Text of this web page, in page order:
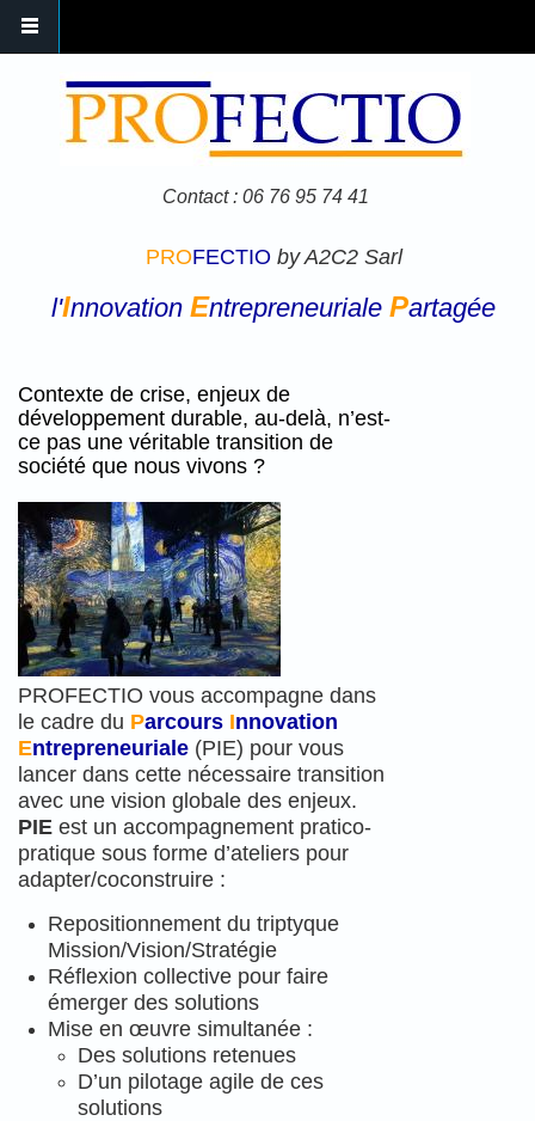
Contact : 06 76 95 74 41
PROFECTIO by A2C2 Sarl
l'Innovation Entrepreneuriale Partagée
Contexte de crise, enjeux de
développement durable, au-delà, n’est-
ce pas une véritable transition de
société que nous vivons ?
PROFECTIO vous accompagne dans
le cadre du Parcours Innovation
Entrepreneuriale (PIE) pour vous
lancer dans cette nécessaire transition
avec une vision globale des enjeux.
PIE est un accompagnement pratico-
pratique sous forme d’ateliers pour
adapter/coconstruire :
Repositionnement du triptyque
Mission/Vision/Stratégie
Réflexion collective pour faire
émerger des solutions
Mise en œuvre simultanée :
Des solutions retenues
D’un pilotage agile de ces
solutions